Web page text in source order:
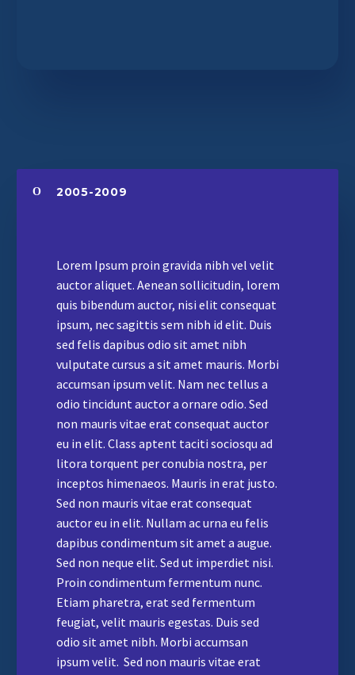
2005-2009
Lorem Ipsum proin gravida nibh vel velit
auctor aliquet. Aenean sollicitudin, lorem
quis bibendum auctor, nisi elit consequat
ipsum, nec sagittis sem nibh id elit. Duis
sed felis dapibus odio sit amet nibh
vulputate cursus a sit amet mauris. Morbi
accumsan ipsum velit. Nam nec tellus a
odio tincidunt auctor a ornare odio. Sed
non mauris vitae erat consequat auctor
eu in elit. Class aptent taciti sociosqu ad
litora torquent per conubia nostra, per
inceptos himenaeos. Mauris in erat justo.
Sed non mauris vitae erat consequat
auctor eu in elit. Nullam ac urna eu felis
dapibus condimentum sit amet a augue.
Sed non neque elit. Sed ut imperdiet nisi.
Proin condimentum fermentum nunc.
Etiam pharetra, erat sed fermentum
feugiat, velit mauris egestas. Duis sed
odio sit amet nibh. Morbi accumsan
ipsum velit. Sed non mauris vitae erat